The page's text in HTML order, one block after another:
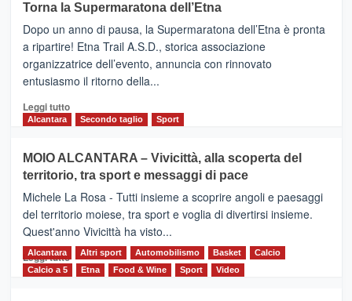
BROOKS
SuperMaratona
dell’Etna,
presentata
l’edizione
2026
Torna la Supermaratona dell’Etna
Dopo un anno di pausa, la Supermaratona dell’Etna è pronta
a ripartire! Etna Trail A.S.D., storica associazione
organizzatrice dell’evento, annuncia con rinnovato
entusiasmo il ritorno della...
Leggi tuttoLeggi
Torna
la
Supermaratona
dell’Etna
Alcantara Secondo taglio Sport
MOIO ALCANTARA – Vivicittà, alla scoperta del
territorio, tra sport e messaggi di pace
Michele La Rosa - Tutti insieme a scoprire angoli e paesaggi
del territorio moiese, tra sport e voglia di divertirsi insieme.
Quest'anno Vivicittà ha visto...
Leggi tutto Leggi
Alcantara Altri sport Automobilismo Basket
Calcio
Calcio a 5
Etna Food & Wine Sport Video